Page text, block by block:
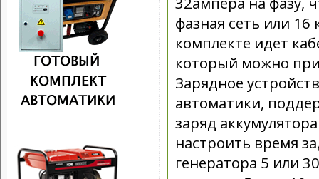
фазная сеть или 16
комплекте идет
который можно
Зарядное
автоматики,
заряд
настроить время
генератора 5 или